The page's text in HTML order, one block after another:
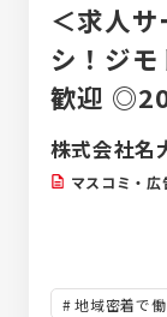
＜求人
シ！ジ
歓迎
株式会社名
マスコミ・
地域密着で働